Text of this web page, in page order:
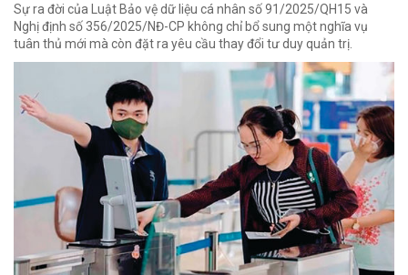
Sự ra đời của Luật Bảo vệ dữ liệu cá nhân số 91/2025/QH15 và
Nghị định số 356/2025/NĐ-CP không chỉ bổ sung một nghĩa vụ
tuân thủ mới mà còn đặt ra yêu cầu thay đổi tư duy quản trị.